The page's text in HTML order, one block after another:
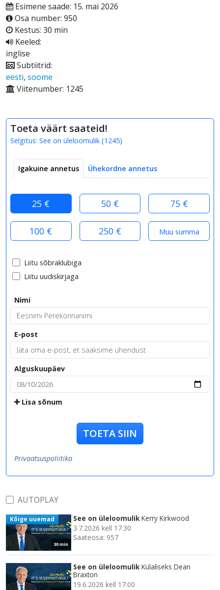
Esimene saade: 15. mai 2026
Osa number: 950
Kestus: 30 min
Keeled:
inglise
Subtiitrid:
eesti, soome
Viitenumber: 1245
Toeta väärt saateid!
Selgitus: See on üleloomulik (1245)
Igakuine annetus Ühekordne annetus
25 € 50 € 75 €
100 € 250 €
Liitu sõbraklubiga
Liitu uudiskirjaga
Nimi
E-post
Alguskuupäev
Lisa sõnum
TOETA SIIN
Privaatsuspoliitika
AUTOPLAY
30 min
Kõige uuemad See on üleloomulik Kerry Kirkwood
3.7.2026 kell 17.30
Saateosa: 957
See on üleloomulik Külaliseks Dean
Braxton
19.6.2026 kell 17.00